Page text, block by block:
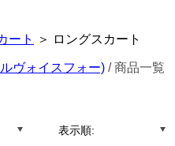
ート ＞ ロングスカート
ヴォイスフォー) / 商品一覧
表示順: